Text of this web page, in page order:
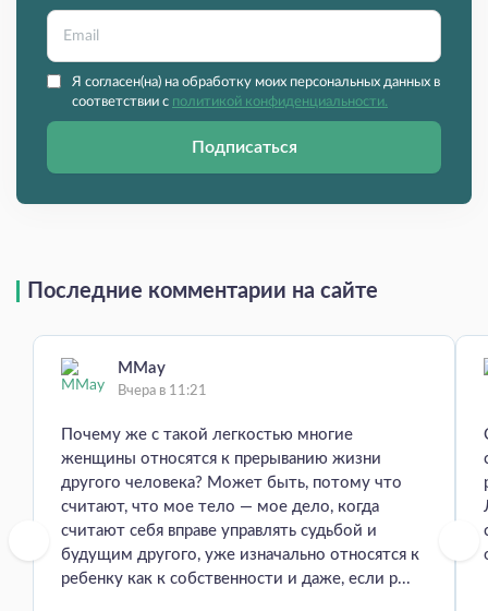
Я согласен(на) на обработку моих персональных данных в
соответствии с политикой конфиденциальности.
Подписаться
Последние комментарии на сайте
MMay
Вчера в 11:21
Почему же с такой легкостью многие
женщины относятся к прерыванию жизни
другого человека? Может быть, потому что
считают, что мое тело — мое дело, когда
считают себя вправе управлять судьбой и
будущим другого, уже изначально относятся к
ребенку как к собственности и даже, если р...